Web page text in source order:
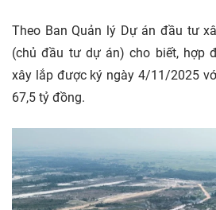
Theo Ban Quản lý Dự án đầu tư
(chủ đầu tư dự án) cho biết, hợp
xây lắp được ký ngày 4/11/2025
67,5 tỷ đồng.